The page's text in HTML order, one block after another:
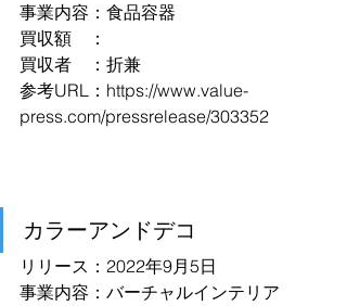
事業内容：食品容器
買収額　：
買収者　：折兼
参考URL： https://www.value-
press.com/pressrelease/303352
カラーアンドデコ
リリース：2022年9月5日
事業内容：バーチャルインテリア